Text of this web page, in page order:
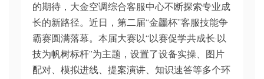
的期待，大金空调综合客服中心不断探索专业成
长的新路径。近日，第二届“金龘杯”客服技能争
霸赛圆满落幕。本届大赛以“以赛促学共成长·以
技为帆树标杆”为主题，设置了设备实操、图片
配对、模拟进线、提案演讲、知识速答等多个环